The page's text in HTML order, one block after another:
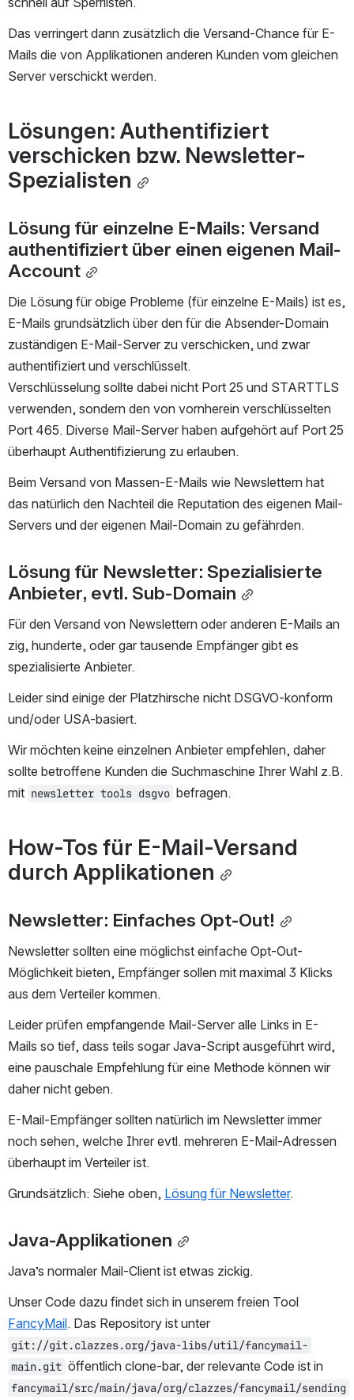
Das verringert dann zusätzlich die Versand-Chance für E-
Mails die von Applikationen anderen Kunden vom gleichen
Server verschickt werden.
Lösungen: Authentifiziert
verschicken bzw. Newsletter-
Spezialisten
Lösung für einzelne E-Mails: Versand
authentifiziert über einen eigenen Mail-
Account
Die Lösung für obige Probleme (für einzelne E-Mails) ist es,
E-Mails grundsätzlich über den für die Absender-Domain
zuständigen E-Mail-Server zu verschicken, und zwar
authentifiziert und verschlüsselt.
Verschlüsselung sollte dabei nicht Port 25 und STARTTLS
verwenden, sondern den von vornherein verschlüsselten
Port 465. Diverse Mail-Server haben aufgehört auf Port 25
überhaupt Authentifizierung zu erlauben.
Beim Versand von Massen-E-Mails wie Newslettern hat
das natürlich den Nachteil die Reputation des eigenen Mail-
Servers und der eigenen Mail-Domain zu gefährden.
Lösung für Newsletter: Spezialisierte
Anbieter, evtl. Sub-Domain
Für den Versand von Newslettern oder anderen E-Mails an
zig, hunderte, oder gar tausende Empfänger gibt es
spezialisierte Anbieter.
Leider sind einige der Platzhirsche nicht DSGVO-konform
und/oder USA-basiert.
Wir möchten keine einzelnen Anbieter empfehlen, daher
sollte betroffene Kunden die Suchmaschine Ihrer Wahl z.B.
mit newsletter tools dsgvo befragen.
How-Tos für E-Mail-Versand
durch Applikationen
Newsletter: Einfaches Opt-Out!
Newsletter sollten eine möglichst einfache Opt-Out-
Möglichkeit bieten, Empfänger sollen mit maximal 3 Klicks
aus dem Verteiler kommen.
Leider prüfen empfangende Mail-Server alle Links in E-
Mails so tief, dass teils sogar Java-Script ausgeführt wird,
eine pauschale Empfehlung für eine Methode können wir
daher nicht geben.
E-Mail-Empfänger sollten natürlich im Newsletter immer
noch sehen, welche Ihrer evtl. mehreren E-Mail-Adressen
überhaupt im Verteiler ist.
Grundsätzlich: Siehe oben, Lösung für Newsletter.
Java-Applikationen
Java’s normaler Mail-Client ist etwas zickig.
FancyMail
git://git.clazzes.org/java-libs/util/fancymail-
main.git
fancymail/src/main/java/org/clazzes/fancymail/sending